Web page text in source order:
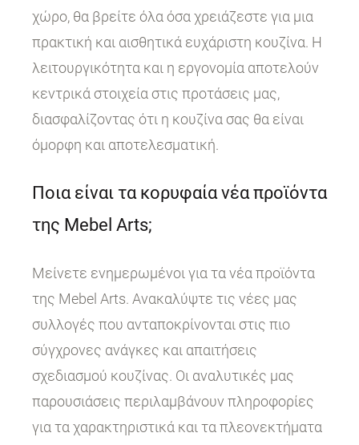
χώρο, θα βρείτε όλα όσα χρειάζεστε για μια
πρακτική και αισθητικά ευχάριστη κουζίνα. Η
λειτουργικότητα και η εργονομία αποτελούν
κεντρικά στοιχεία στις προτάσεις μας,
διασφαλίζοντας ότι η κουζίνα σας θα είναι
όμορφη και αποτελεσματική.
Ποια είναι τα κορυφαία νέα προϊόντα
της Mebel Arts;
Μείνετε ενημερωμένοι για τα νέα προϊόντα
της Mebel Arts. Ανακαλύψτε τις νέες μας
συλλογές που ανταποκρίνονται στις πιο
σύγχρονες ανάγκες και απαιτήσεις
σχεδιασμού κουζίνας. Οι αναλυτικές μας
παρουσιάσεις περιλαμβάνουν πληροφορίες
για τα χαρακτηριστικά και τα πλεονεκτήματα